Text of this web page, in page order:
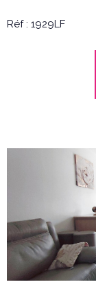
Réf : 1929LF